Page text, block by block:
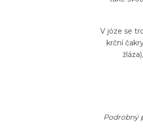
V józe se
krční
Podrobný